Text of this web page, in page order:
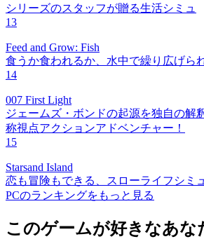
シリーズのスタッフが贈る生活シミュ
13
Feed and Grow: Fish
食うか食われるか、水中で繰り広げら
14
007 First Light
ジェームズ・ボンドの起源を独自の解
称視点アクションアドベンチャー！
15
Starsand Island
恋も冒険もできる、スローライフシミ
PCのランキングをもっと見る
このゲームが好きなあな